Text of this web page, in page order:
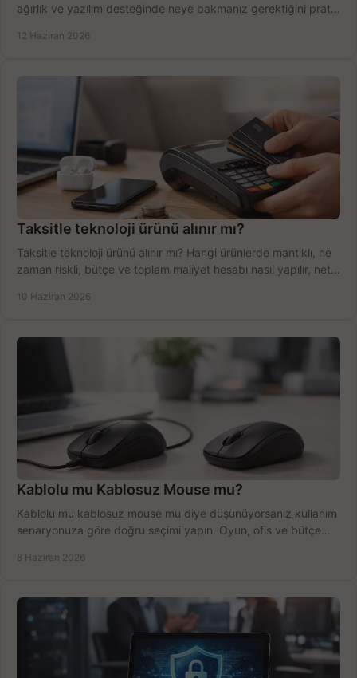
ağırlık ve yazılım desteğinde neye bakmanız gerektiğini pratik
12 Haziran 2026
Taksitle teknoloji ürünü alınır mı?
Taksitle teknoloji ürünü alınır mı? Hangi ürünlerde mantıklı, ne
zaman riskli, bütçe ve toplam maliyet hesabı nasıl yapılır, net
10 Haziran 2026
Kablolu mu Kablosuz Mouse mu?
Kablolu mu kablosuz mouse mu diye düşünüyorsanız kullanım
senaryonuza göre doğru seçimi yapın. Oyun, ofis ve bütçe
8 Haziran 2026